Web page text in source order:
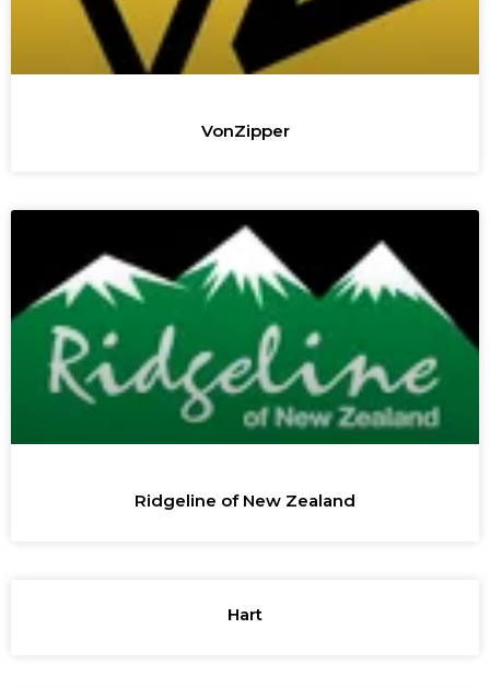
VonZipper
Ridgeline of New Zealand
Hart